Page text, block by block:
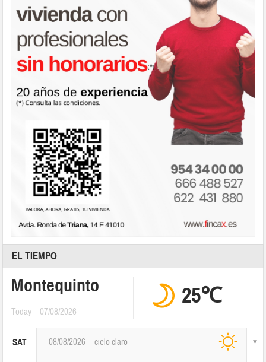
EL TIEMPO
Montequinto
Today 07/08/2026
25℃
SAT 08/08/2026 cielo claro